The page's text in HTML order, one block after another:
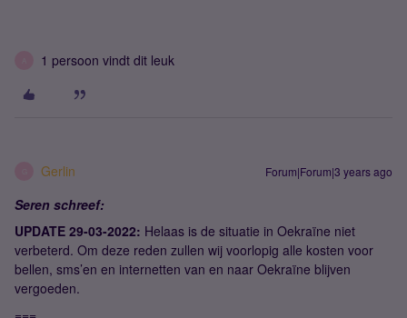
1 persoon vindt dit leuk
Gerlin Forum|Forum|3 years ago
Seren schreef:
UPDATE 29-03-2022: Helaas is de situatie in Oekraïne niet
verbeterd. Om deze reden zullen wij voorlopig alle kosten voor
bellen, sms’en en internetten van en naar Oekraïne blijven
vergoeden.